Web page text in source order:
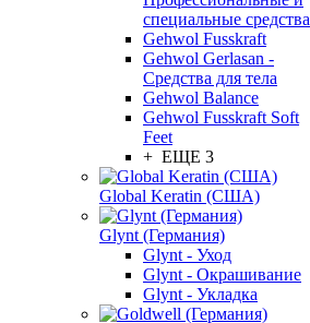
специальные средства
Gehwol Fusskraft
Gehwol Gerlasan -
Средства для тела
Gehwol Balance
Gehwol Fusskraft Soft
Feet
+ ЕЩЕ 3
Global Keratin (США)
Glynt (Германия)
Glynt - Уход
Glynt - Окрашивание
Glynt - Укладка